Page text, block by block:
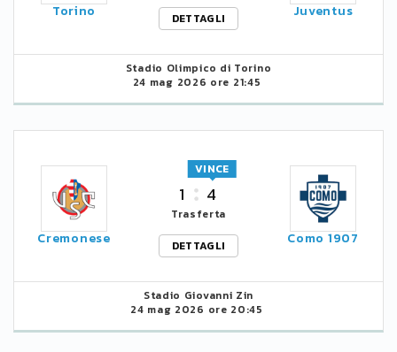
Torino
DETTAGLI
Juventus
Stadio Olimpico di Torino
24 mag 2026 ore 21:45
Cremonese
1 4
VINCE
Trasferta
DETTAGLI
Como 1907
Stadio Giovanni Zin
24 mag 2026 ore 20:45